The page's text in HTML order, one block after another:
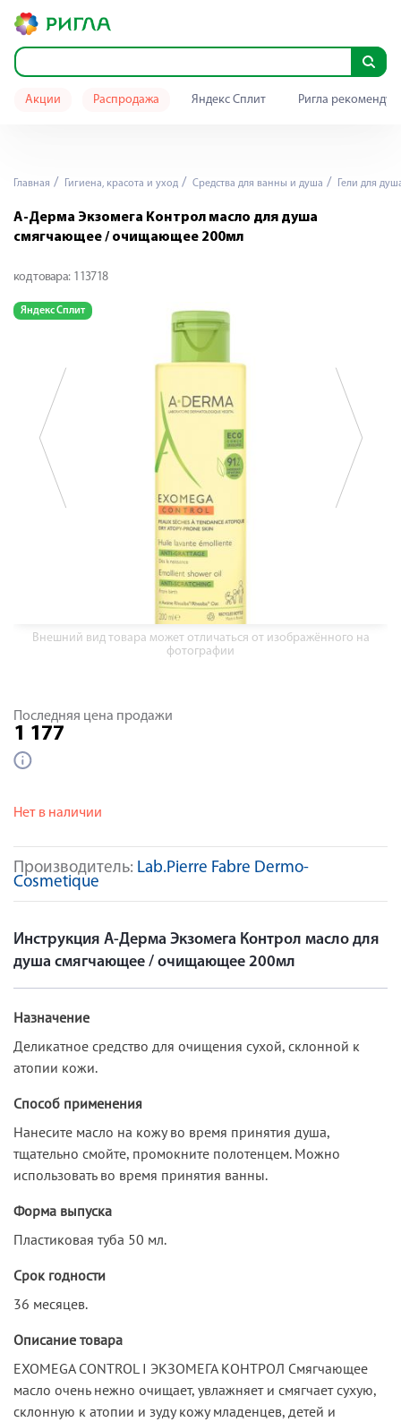
Акции Распродажа Яндекс Сплит Ригла
Главная Гигиена, красота и уход Средства для ванны и душа Гели для
А-Дерма Экзомега Контрол масло для душа
смягчающее / очищающее 200мл
код товара: 113718
Яндекс Сплит
Внешний вид товара может отличаться от изображённого на
фотографии
Производитель: Lab.Pierre Fabre Dermo-
Cosmetique
Последняя цена продажи
1 177
Нет в наличии
Инструкция А-Дерма Экзомега Контрол масло для
душа смягчающее / очищающее 200мл
Назначение
Деликатное средство для очищения сухой, склонной к
атопии кожи.
Способ применения
Нанесите масло на кожу во время принятия душа,
тщательно смойте, промокните полотенцем. Можно
использовать во время принятия ванны.
Форма выпуска
Пластиковая туба 50 мл.
Срок годности
36 месяцев.
Описание товара
EXOMEGA CONTROL I ЭКЗОМЕГА КОНТРОЛ Смягчающее
масло очень нежно очищает, увлажняет и смягчает сухую,
склонную к атопии и зуду кожу младенцев, детей и